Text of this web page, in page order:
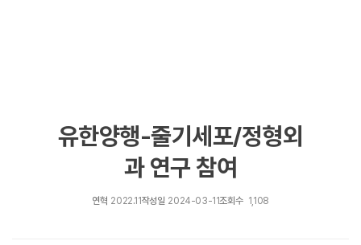
유한양행-줄기세포/정형외
과 연구 참여
연혁 2022.11작성일 2024-03-11조회수 1,108